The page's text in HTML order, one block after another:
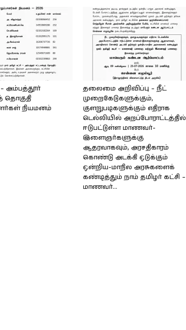
அம்பத்தூர்
தொகுதி
நியமனம்
தலைமை அறிவிப்பு – நீட்
முறைகேடுகளுக்கும்,
குளறுபடிகளுக்கும் எதிராக
டெல்லியில் அறப்போராட்டத்தில்
ஈடுபட்டுள்ள மாணவர்-
இளைஞர்களுக்கு
ஆதரவாகவும், அரசதிகாரம்
கொண்டு அடக்கி ஒடுக்கும்
ஒன்றிய-மாநில அரசுகளைக்
கண்டித்தும் நாம் தமிழர் கட்சி –
மாணவர்...